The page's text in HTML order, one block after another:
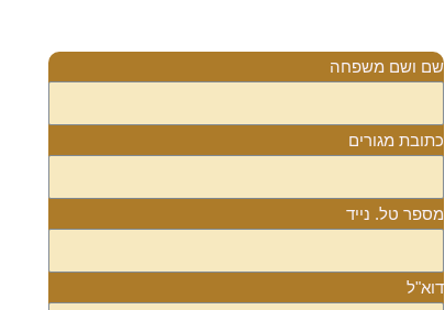
שם ושם משפחה
כתובת מגורים
מספר טל. נייד
דוא"ל